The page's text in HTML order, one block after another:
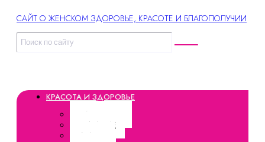
САЙТ О ЖЕНСКОМ ЗДОРОВЬЕ, КРАСОТЕ И БЛАГОПОЛУЧИИ
КРАСОТА И ЗДОРОВЬЕ
ЗДОРОВЬЕ
ПИТАНИЕ
ДИЕТЫ